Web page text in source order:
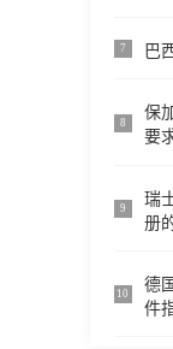
7 巴
8
保
要
9
瑞
册
10
德
件